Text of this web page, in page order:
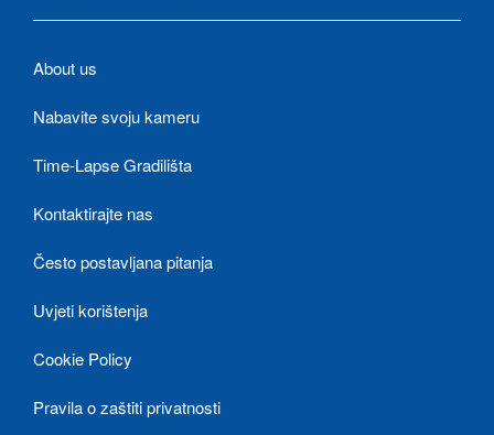
About us
Nabavite svoju kameru
Time-Lapse Gradilišta
Kontaktirajte nas
Često postavljana pitanja
Uvjeti korištenja
Cookie Policy
Pravila o zaštiti privatnosti